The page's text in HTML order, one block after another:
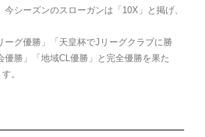
シーズンのスローガンは「10X」と掲げ、
ーグ優勝」「天皇杯でJリーグクラブに勝
優勝」「地域CL優勝」と完全優勝を果た
。